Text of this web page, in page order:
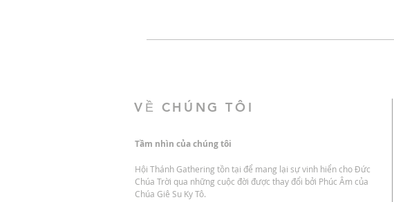
VỀ CHÚNG TÔI
Tầm nhìn của chúng tôi
Hội Thánh Gathering tồn tại để mang lại sự vinh hiển cho Đức
Chúa Trời qua những cuộc đời được thay đổi bởi Phúc Âm của
Chúa Giê Su Ky Tô.